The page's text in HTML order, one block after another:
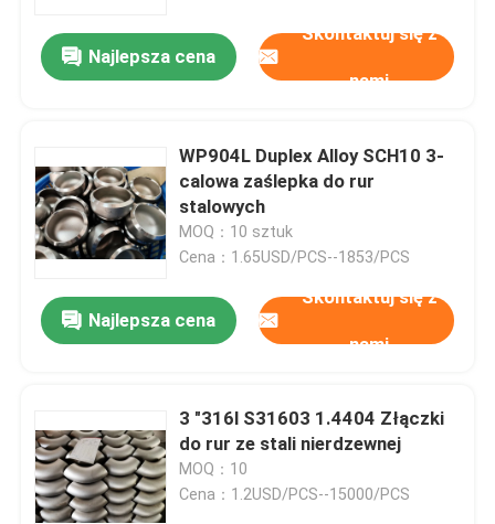
Najlepsza cena
Skontaktuj się z
nami
WP904L Duplex Alloy SCH10 3-
calowa zaślepka do rur
stalowych
MOQ：10 sztuk
Cena：1.65USD/PCS--1853/PCS
Najlepsza cena
Skontaktuj się z
nami
3 "316l S31603 1.4404 Złączki
do rur ze stali nierdzewnej
MOQ：10
Cena：1.2USD/PCS--15000/PCS